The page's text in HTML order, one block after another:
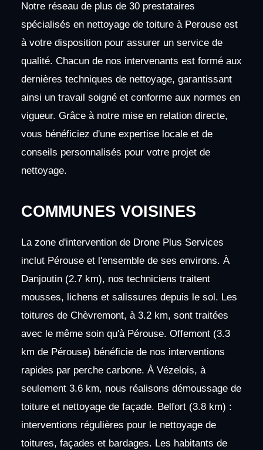
Notre réseau de plus de 30 prestataires
spécialisés en nettoyage de toiture à Perouse est
à votre disposition pour assurer un service de
qualité. Chacun de nos intervenants est formé aux
dernières techniques de nettoyage, garantissant
ainsi un travail soigné et conforme aux normes en
vigueur. Grâce à notre mise en relation directe,
vous bénéficiez d'une expertise locale et de
conseils personnalisés pour votre projet de
nettoyage.
COMMUNES VOISINES
La zone d'intervention de Drone Plus Services
inclut Pérouse et l'ensemble de ses environs. À
Danjoutin (2.7 km), nos techniciens traitent
mousses, lichens et salissures depuis le sol. Les
toitures de Chèvremont, à 3.2 km, sont traitées
avec le même soin qu'à Pérouse. Offemont (3.3
km de Pérouse) bénéficie de nos interventions
rapides par perche carbone. À Vézelois, à
seulement 3.6 km, nous réalisons démoussage de
toiture et nettoyage de façade. Belfort (3.8 km) :
interventions régulières pour le nettoyage de
toitures, façades et bardages. Les habitants de